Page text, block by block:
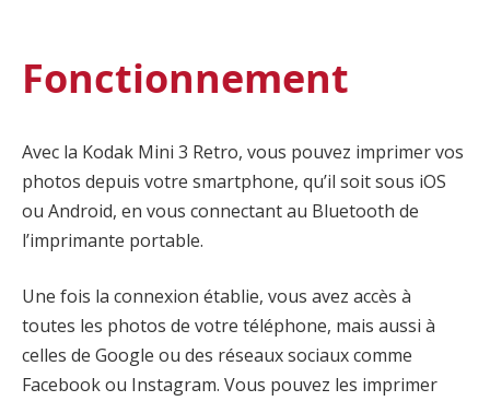
Fonctionnement
Avec la Kodak Mini 3 Retro, vous pouvez imprimer vos
photos depuis votre smartphone, qu’il soit sous iOS
ou Android, en vous connectant au Bluetooth de
l’imprimante portable.
Une fois la connexion établie, vous avez accès à
toutes les photos de votre téléphone, mais aussi à
celles de Google ou des réseaux sociaux comme
Facebook ou Instagram. Vous pouvez les imprimer